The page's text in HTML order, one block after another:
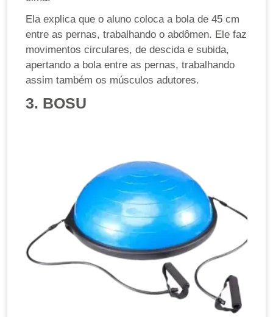
Ela explica que o aluno coloca a bola de 45 cm
entre as pernas, trabalhando o abdômen. Ele faz
movimentos circulares, de descida e subida,
apertando a bola entre as pernas, trabalhando
assim também os músculos adutores.
3. BOSU